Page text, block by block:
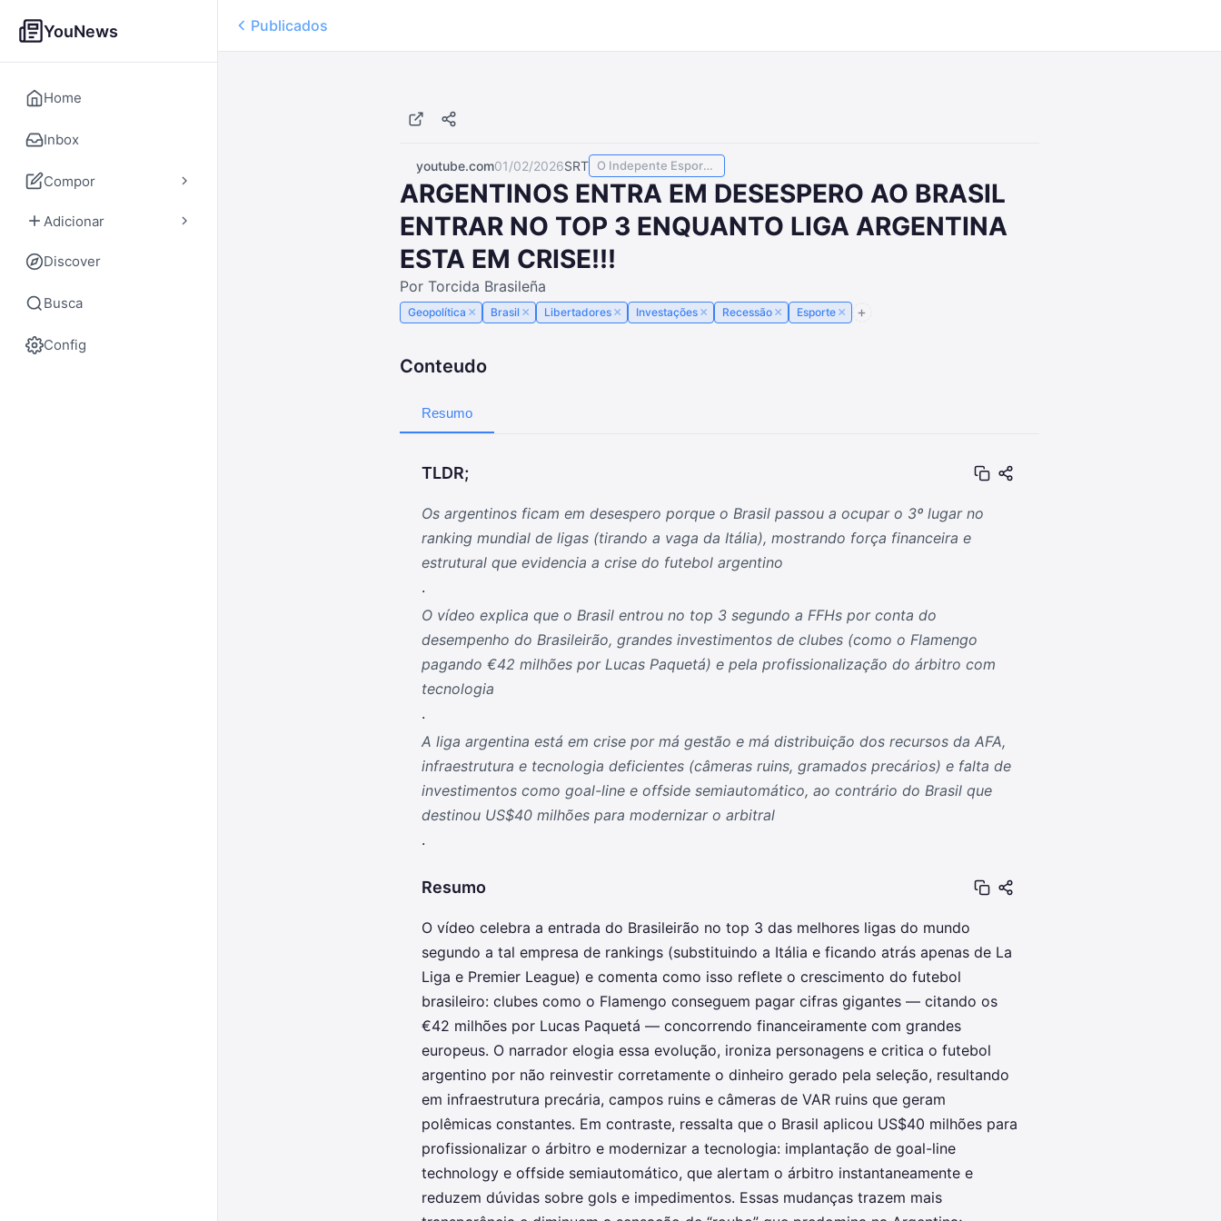
YouNews
Home
Inbox
Compor
Adicionar
Discover
Busca
Config
Publicados
youtube.com01/02/2026SRT O Indepente Esportes
ARGENTINOS ENTRA EM DESESPERO AO BRASIL
ENTRAR NO TOP 3 ENQUANTO LIGA ARGENTINA
ESTA EM CRISE!!!
Por Torcida Brasileña
Geopolítica × Brasil × Libertadores × Investações × Recessão × Esporte ×
Conteudo
Resumo
TLDR;
Os argentinos ficam em desespero porque o Brasil passou a ocupar o 3º lugar no
ranking mundial de ligas (tirando a vaga da Itália), mostrando força financeira e
estrutural que evidencia a crise do futebol argentino
.
O vídeo explica que o Brasil entrou no top 3 segundo a FFHs por conta do
desempenho do Brasileirão, grandes investimentos de clubes (como o Flamengo
pagando €42 milhões por Lucas Paquetá) e pela profissionalização do árbitro com
tecnologia
.
A liga argentina está em crise por má gestão e má distribuição dos recursos da AFA,
infraestrutura e tecnologia deficientes (câmeras ruins, gramados precários) e falta de
investimentos como goal-line e offside semiautomático, ao contrário do Brasil que
destinou US$40 milhões para modernizar o arbitral
.
Resumo
O vídeo celebra a entrada do Brasileirão no top 3 das melhores ligas do mundo
segundo a tal empresa de rankings (substituindo a Itália e ficando atrás apenas de La
Liga e Premier League) e comenta como isso reflete o crescimento do futebol
brasileiro: clubes como o Flamengo conseguem pagar cifras gigantes — citando os
€42 milhões por Lucas Paquetá — concorrendo financeiramente com grandes
europeus. O narrador elogia essa evolução, ironiza personagens e critica o futebol
argentino por não reinvestir corretamente o dinheiro gerado pela seleção, resultando
em infraestrutura precária, campos ruins e câmeras de VAR ruins que geram
polêmicas constantes. Em contraste, ressalta que o Brasil aplicou US$40 milhões para
profissionalizar o árbitro e modernizar a tecnologia: implantação de goal-line
technology e offside semiautomático, que alertam o árbitro instantaneamente e
reduzem dúvidas sobre gols e impedimentos. Essas mudanças trazem mais